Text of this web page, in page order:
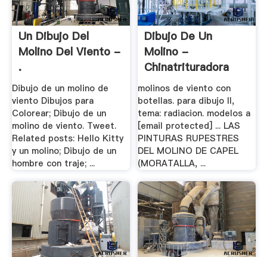
Un Dibujo Del
Molino Del Viento -
.
Dibujo de un molino de
viento Dibujos para
Colorear; Dibujo de un
molino de viento. Tweet.
Related posts: Hello Kitty
y un molino; Dibujo de un
hombre con traje; ...
Dibujo De Un
Molino -
Chinatrituradora
molinos de viento con
botellas. para dibujo II,
tema: radiacion. modelos a
[email protected] ... LAS
PINTURAS RUPESTRES
DEL MOLINO DE CAPEL
(MORATALLA, ...